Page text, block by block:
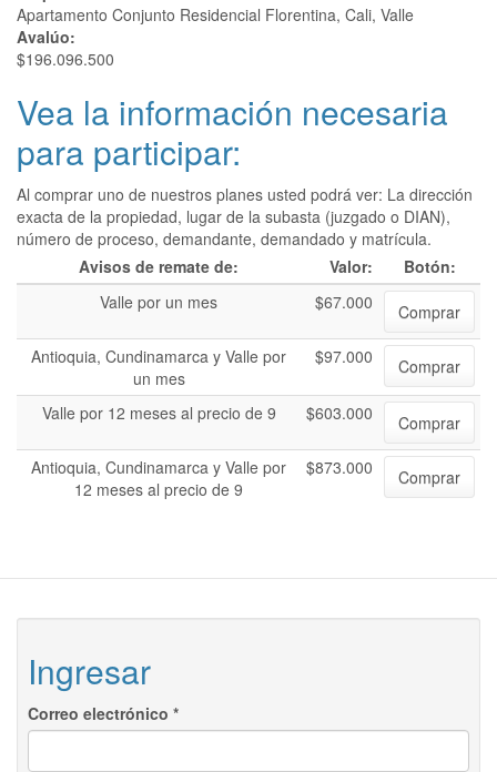
Apartamento Conjunto Residencial Florentina, Cali, Valle
Avalúo:
$196.096.500
Vea la información necesaria
para participar:
Al comprar uno de nuestros planes usted podrá ver: La dirección
exacta de la propiedad, lugar de la subasta (juzgado o DIAN),
número de proceso, demandante, demandado y matrícula.
Avisos de remate de:
Valor:
Botón:
Valle por un mes
$67.000
Comprar
Antioquia, Cundinamarca y Valle por
un mes
$97.000 Comprar
Valle por 12 meses al precio de 9 $603.000
Comprar
Antioquia, Cundinamarca y Valle por
12 meses al precio de 9
$873.000 Comprar
Ingresar
Correo electrónico *